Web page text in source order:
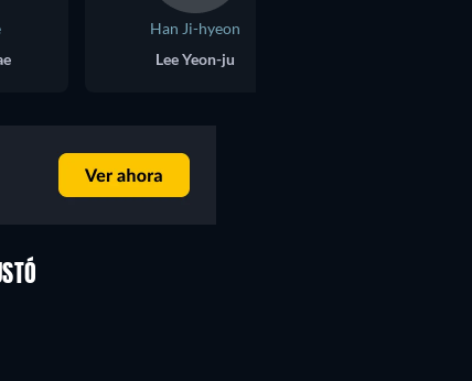
Han Ji-hyeon
Lee Yeon-ju